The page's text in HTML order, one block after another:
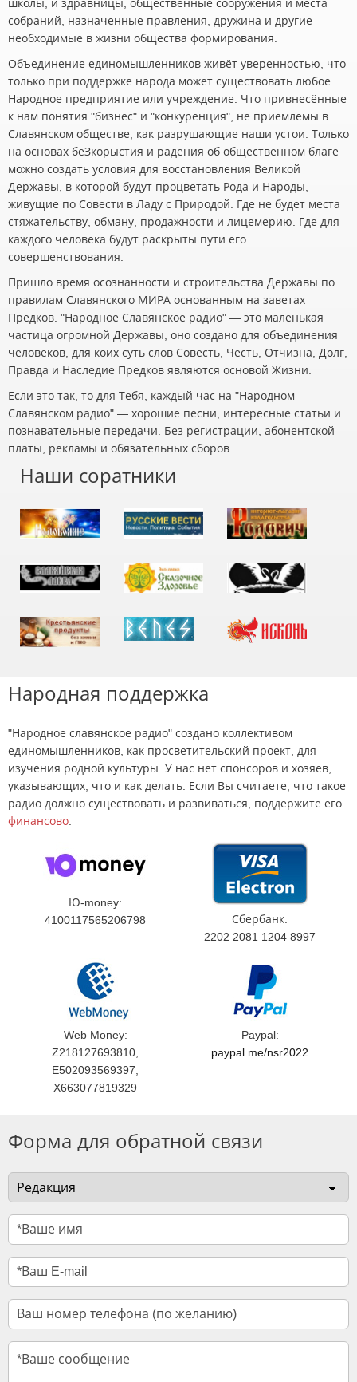
школы, и здравницы, общественные сооружения и места
собраний, назначенные правления, дружина и другие
необходимые в жизни общества формирования.
Объединение единомышленников живёт уверенностью, что
только при поддержке народа может существовать любое
Народное предприятие или учреждение. Что привнесённые
к нам понятия "бизнес" и "конкуренция", не приемлемы в
Славянском обществе, как разрушающие наши устои. Только
на основах беЗкорыстия и радения об общественном благе
можно создать условия для восстановления Великой
Державы, в которой будут процветать Рода и Народы,
живущие по Совести в Ладу с Природой. Где не будет места
стяжательству, обману, продажности и лицемерию. Где для
каждого человека будут раскрыты пути его
совершенствования.
Пришло время осознанности и строительства Державы по
правилам Славянского МИРА основанным на заветах
Предков. "Народное Славянское радио" — это маленькая
частица огромной Державы, оно создано для объединения
человеков, для коих суть слов Совесть, Честь, Отчизна, Долг,
Правда и Наследие Предков являются основой Жизни.
Если это так, то для Тебя, каждый час на "Народном
Славянском радио" — хорошие песни, интересные статьи и
познавательные передачи. Без регистрации, абонентской
платы, рекламы и обязательных сборов.
Наши соратники
Народная поддержка
"Народное славянское радио" создано коллективом
единомышленников, как просветительский проект, для
изучения родной культуры. У нас нет спонсоров и хозяев,
указывающих, что и как делать. Если Вы считаете, что такое
радио должно существовать и развиваться, поддержите его
финансово.
Ю-money:
4100117565206798
Сбербанк:
2202 2081 1204 8997
Web Money:
Z218127693810,
E502093569397,
X663077819329
Paypal:
paypal.me/nsr2022
Форма для обратной связи